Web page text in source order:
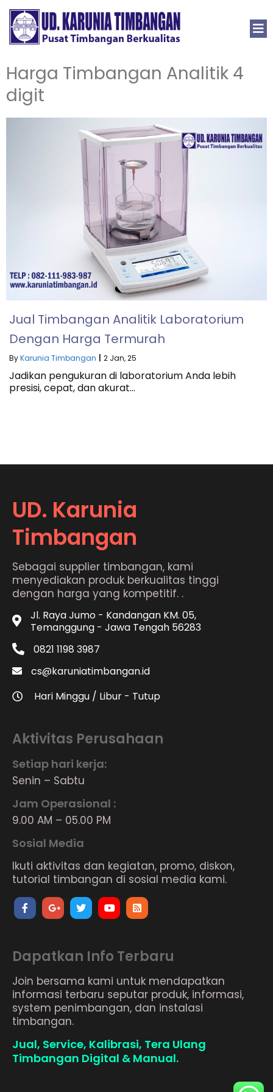
Harga Timbangan Analitik 4
digit
Jual Timbangan Analitik Laboratorium
Dengan Harga Termurah
ByKarunia Timbangan 2 Jan, 25
Jadikan pengukuran di laboratorium Anda lebih
presisi, cepat, dan akurat…
UD. Karunia
Timbangan
Sebagai supplier timbangan, kami
menyediakan produk berkualitas tinggi
dengan harga yang kompetitif. .
Jl. Raya Jumo - Kandangan KM. 05,
Temanggung - Jawa Tengah 56283
0821 1198 3987
cs@karuniatimbangan.id
Hari Minggu / Libur - Tutup
Aktivitas Perusahaan
Setiap hari kerja:
Senin – Sabtu
Jam Operasional :
9.00 AM – 05.00 PM
Sosial Media
Ikuti aktivitas dan kegiatan, promo, diskon,
tutorial timbangan di sosial media kami.
Dapatkan Info Terbaru
Join bersama kami untuk mendapatkan
informasi terbaru seputar produk, informasi,
system penimbangan, dan instalasi
timbangan.
Jual, Service, Kalibrasi, Tera Ulang
Timbangan Digital & Manual.